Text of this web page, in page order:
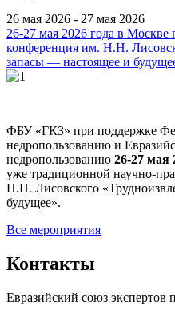
26 мая 2026 - 27 мая 2026
26-27 мая 2026 года в Москве
конференция им. Н.Н.
запасы — настоящее и
ФБУ «ГКЗ» при поддержке
недропользованию и
недропользованию 26-27 мая
уже традиционной научно-
Н.Н. Лисовского
будущее».
Все мероприятия
Контакты
Евразийский союз экспертов